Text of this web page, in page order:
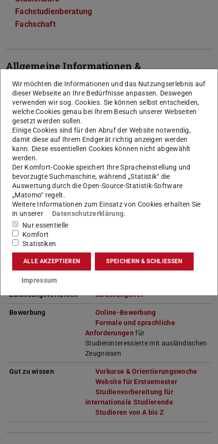
Fachstudienberatung
Fachschaft
Allgemeine Informationen &
Bewerbung
Semester 6
Sprache
Module/Lehrveranstaltungen können
in englischer Sprache angeboten
werden. Es ist davon auszugehen,
Englisch zu lesen und zu bearbeiten ist.
Studienbeginn Sommersemester/Wintersemester
Praktikum
studieninterne Praktika
(Laborpraktika; siehe Studienplan)
Studienberechtigung
Zulassungsverfahren zulassungsfrei
Bewerbung
Online-Bewerbung
Formale und sprachliche
Anforderungen für
Studieninteressierte mit ausländischen
Zeugnissen
Gut zu wissen
Vorkurse & Orientierungswoche
Website für Erstsemester
Studienvorbereitung für
internationale Studierende
Studieren von A bis Z
Wir möchten die Informationen und das Nutzungserlebnis auf
dieser Webseite an Ihre Bedürfnisse anpassen. Deswegen
verwenden wir sog. Cookies. Sie können selbst entscheiden,
welche Cookies genau bei Ihrem Besuch unserer Webseiten
gesetzt werden sollen.
Einige Cookies sind für den Abruf der Website notwendig,
damit diese auf Ihrem Endgerät richtig anzeigen werden
kann. Diese essentiellen Cookies können nicht abgewählt
werden.
Der Komfort-Cookie speichert Ihre Spracheinstellung und
bevorzugte Suchmaschine, während „Statistik“ die
Auswertung durch die Open-Source-Statistik-Software
„Matomo“ regelt.
Weitere Informationen zum Einsatz von Cookies erhalten Sie
in unserer
Datenschutzerklärung.
Nur essentielle
Komfort
Statistiken
ALLE AKZEPTIEREN SPEICHERN & SCHLIESSEN
Impressum